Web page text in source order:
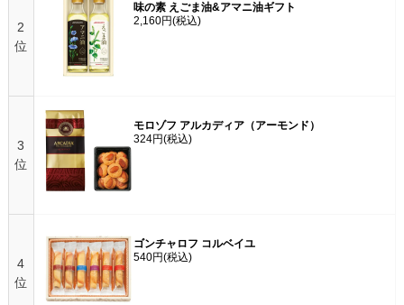
2
位
味の素 えごま油&アマニ油ギフト
2,160円(税込)
3
位
モロゾフ アルカディア（アーモンド）
324円(税込)
4
位
ゴンチャロフ コルベイユ
540円(税込)